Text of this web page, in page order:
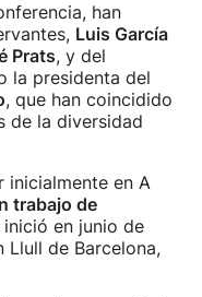
han
Luis García
Prats, y del
la presidenta del
, que han coincidido
de la diversidad
inicialmente en A
trabajo de
inició en junio de
Llull de Barcelona,